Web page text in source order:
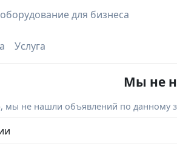
для бизнеса
Услуга
Мы не
не нашли объявлений по данному